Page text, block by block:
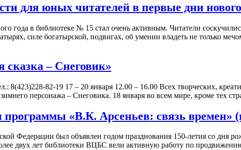
для юных читателей в первые дни нового
года в библиотеке № 15 стал очень активным. Читатели
силе богатырской, подвигах, об умении владеть не только
сказка – Снеговик»
8(423)228-82-19 17 – 20 января 12.00 – 16.00 Всех творческих,
персонажа – Снеговика. 18 января во всем мире, кроме тех
программы «В.К. Арсеньев: связь времен»
Федерации был объявлен годом празднования 150-летия со дня
двух лет библиотеки ВЦБС вели активную работу по